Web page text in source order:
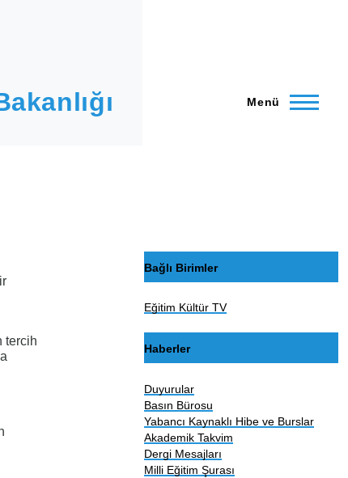
Menü
tercih
Bağlı Birimler
Eğitim Kültür TV
Haberler
Duyurular
Basın Bürosu
Yabancı Kaynaklı Hibe ve Burslar
Akademik Takvim
Dergi Mesajları
Milli Eğitim Şurası